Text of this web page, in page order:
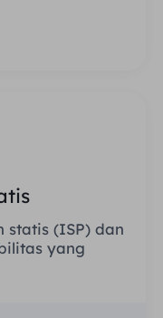
statis (ISP) dan
yang